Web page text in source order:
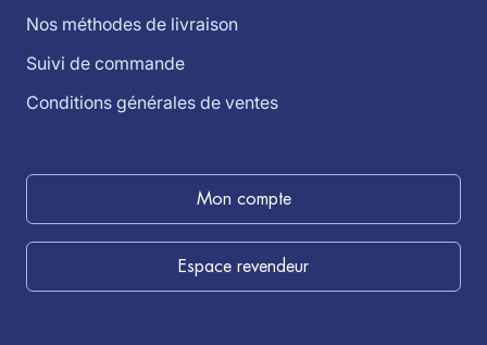
Nos méthodes de livraison
Suivi de commande
Conditions générales de ventes
Mon compte
Espace revendeur